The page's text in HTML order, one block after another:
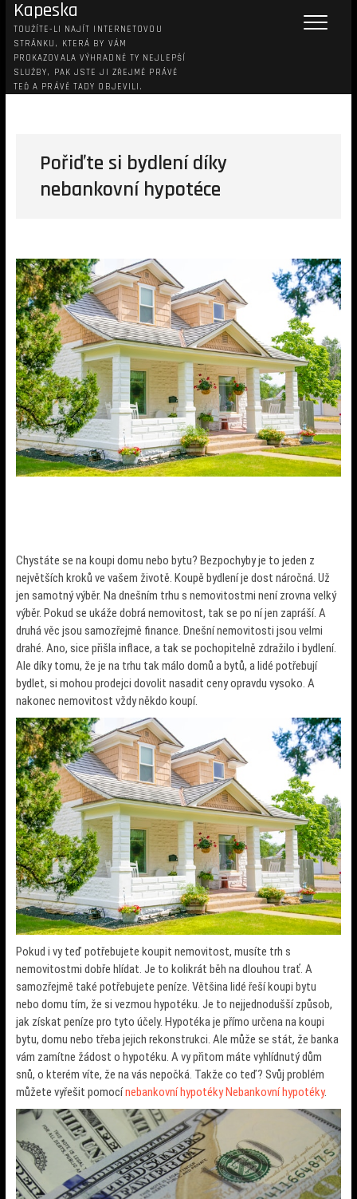
Kapeska
TOUŽÍTE-LI NAJÍT INTERNETOVOU
STRÁNKU, KTERÁ BY VÁM
PROKAZOVALA VÝHRADNĚ TY NEJLEPŠÍ
SLUŽBY, PAK JSTE JI ZŘEJMĚ PRÁVĚ
TEĎ A PRÁVĚ TADY OBJEVILI.
Pořiďte si bydlení díky
nebankovní hypotéce
Chystáte se na koupi domu nebo bytu? Bezpochyby je to jeden z
největších kroků ve vašem životě. Koupě bydlení je dost náročná. Už
jen samotný výběr. Na dnešním trhu s nemovitostmi není zrovna velký
výběr. Pokud se ukáže dobrá nemovitost, tak se po ní jen zapráší. A
druhá věc jsou samozřejmě finance. Dnešní nemovitosti jsou velmi
drahé. Ano, sice přišla inflace, a tak se pochopitelně zdražilo i bydlení.
Ale díky tomu, že je na trhu tak málo domů a bytů, a lidé potřebují
bydlet, si mohou prodejci dovolit nasadit ceny opravdu vysoko. A
nakonec nemovitost vždy někdo koupí.
Pokud i vy teď potřebujete koupit nemovitost, musíte trh s
nemovitostmi dobře hlídat. Je to kolikrát běh na dlouhou trať. A
samozřejmě také potřebujete peníze. Většina lidé řeší koupi bytu
nebo domu tím, že si vezmou hypotéku. Je to nejjednodušší způsob,
jak získat peníze pro tyto účely. Hypotéka je přímo určena na koupi
bytu, domu nebo třeba jejich rekonstrukci. Ale může se stát, že banka
vám zamítne žádost o hypotéku. A vy přitom máte vyhlídnutý dům
snů, o kterém víte, že na vás nepočká. Takže co teď? Svůj problém
můžete vyřešit pomocínebankovní hypotéky Nebankovní hypotéky.